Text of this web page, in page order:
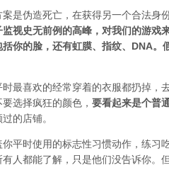
是伪造死亡，在获得另一个合法身
监视史无前例的高峰，对我们的游戏
你的脸，还有虹膜、指纹、DNA
时最喜欢的经常穿着的衣服都扔掉，
选择疯狂的颜色， 要看起来是个普
的店铺。
平时使用的标志性习惯动作，练习
人都能了解，只是他们没告诉你。